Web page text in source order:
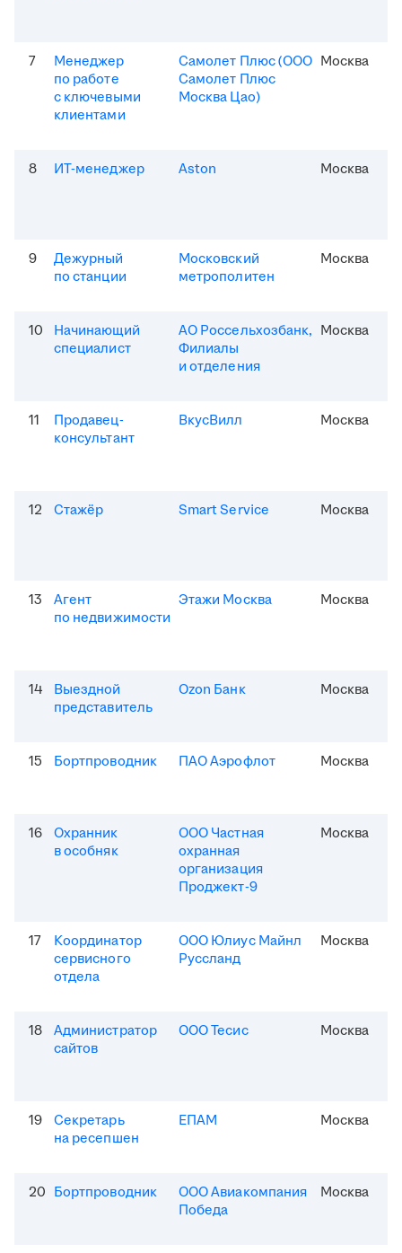
7
Менеджер
по работе
с ключевыми
клиентами
Самолет Плюс (ООО
Самолет Плюс
Москва Цао)
Москва
8 ИТ-менеджер Aston Москва
9
Дежурный
по станции
Московский
метрополитен
Москва
10
Начинающий
специалист
АО Россельхозбанк,
Филиалы
и отделения
Москва
11
Продавец-
консультант
ВкусВилл Москва
12 Стажёр Smart Service Москва
13
Агент
по недвижимости
Этажи Москва Москва
14
Выездной
представитель
Ozon Банк Москва
15 Бортпроводник ПАО Аэрофлот Москва
16
Охранник
в особняк
ООО Частная
охранная
организация
Проджект-9
Москва
17
Координатор
сервисного
отдела
ООО Юлиус Майнл
Руссланд
Москва
18
Администратор
сайтов
ООО Тесис Москва
19
Секретарь
на ресепшен
ЕПАМ Москва
20 Бортпроводник
ООО Авиакомпания
Победа
Москва